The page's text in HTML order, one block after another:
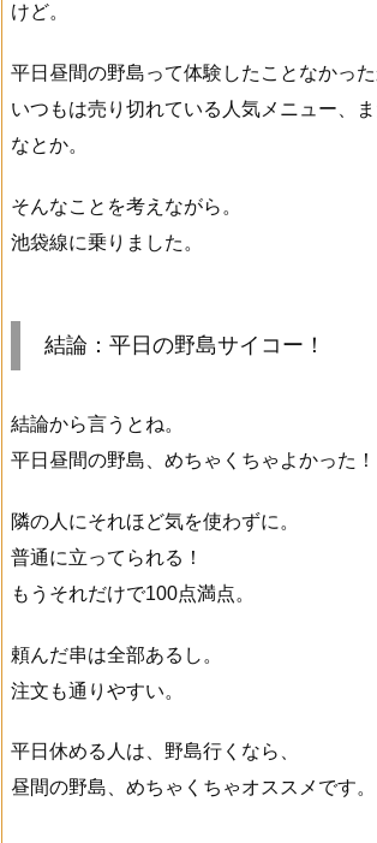
けど。
平日昼間の野島って体験したことなかった
いつもは売り切れている人気メニュー、
なとか。
そんなことを考えながら。
池袋線に乗りました。
結論：平日の野島サイコー！
結論から言うとね。
平日昼間の野島、めちゃくちゃよかった！
隣の人にそれほど気を使わずに。
普通に立ってられる！
もうそれだけで100点満点。
頼んだ串は全部あるし。
注文も通りやすい。
平日休める人は、野島行くなら、
昼間の野島、めちゃくちゃオススメです。